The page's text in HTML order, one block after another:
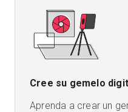
Cree su gemelo
Aprenda a crear un